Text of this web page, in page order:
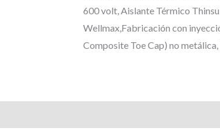
600 volt, Aislante Térmico
Wellmax,Fabricación con
Composite Toe Cap) no